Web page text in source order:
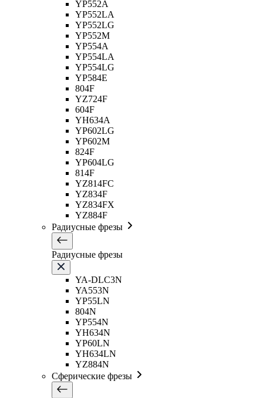
YP552A
YP552LA
YP552LG
YP552M
YP554A
YP554LA
YP554LG
YP584E
804F
YZ724F
604F
YH634A
YP602LG
YP602M
824F
YP604LG
814F
YZ814FC
YZ834F
YZ834FX
YZ884F
Радиусные фрезы
Радиусные фрезы
YA-DLC3N
YA553N
YP55LN
804N
YP554N
YH634N
YP60LN
YH634LN
YZ884N
Сферические фрезы